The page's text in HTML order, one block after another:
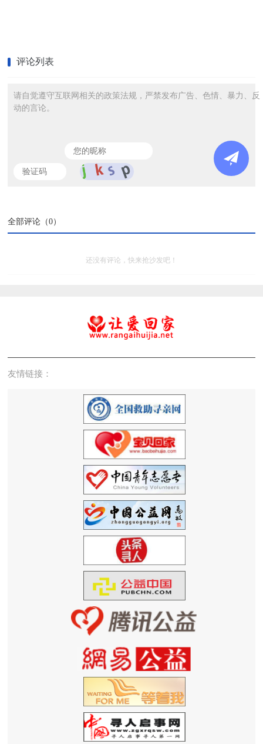
评论列表
请自觉遵守互联网相关的政策法规，严禁发布广告、色情、暴力、反
动的言论。
全部评论（0）
还没有评论，快来抢沙发吧！
友情链接：